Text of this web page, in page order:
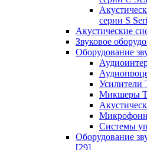
серии S
Акустические
Звуковое
Оборудование
Усилители
Микшеры
Системы
Оборудование
[29]